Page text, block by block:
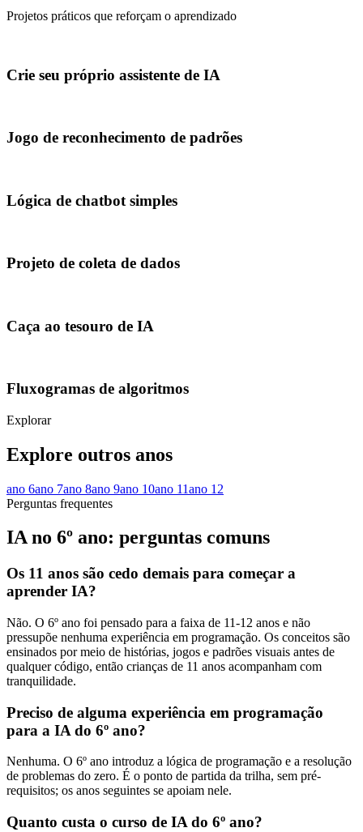
Projetos práticos que reforçam o aprendizado
Crie seu próprio assistente de IA
Jogo de reconhecimento de padrões
Lógica de chatbot simples
Projeto de coleta de dados
Caça ao tesouro de IA
Fluxogramas de algoritmos
Explorar
Explore outros anos
ano 6ano 7ano 8ano 9ano 10ano 11ano 12
Perguntas frequentes
IA no 6º ano: perguntas comuns
Os 11 anos são cedo demais para começar a
aprender IA?
Não. O 6º ano foi pensado para a faixa de 11-12 anos e não
pressupõe nenhuma experiência em programação. Os conceitos são
ensinados por meio de histórias, jogos e padrões visuais antes de
qualquer código, então crianças de 11 anos acompanham com
tranquilidade.
Preciso de alguma experiência em programação
para a IA do 6º ano?
Nenhuma. O 6º ano introduz a lógica de programação e a resolução
de problemas do zero. É o ponto de partida da trilha, sem pré-
requisitos; os anos seguintes se apoiam nele.
Quanto custa o curso de IA do 6º ano?